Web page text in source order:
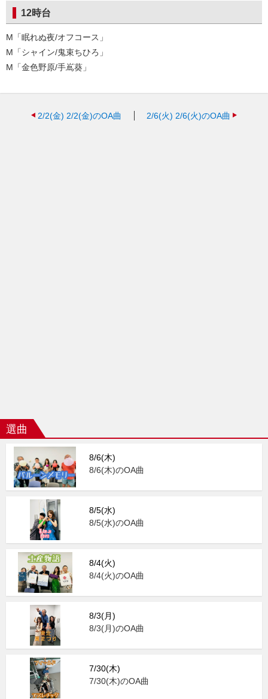
12時台
M「眠れぬ夜/オフコース」
M「シャイン/鬼束ちひろ」
M「金色野原/手嶌葵」
2/2(金) 2/2(金)のOA曲 2/6(火) 2/6(火)のOA曲
選曲
8/6(木)
8/6(木)のOA曲
8/5(水)
8/5(水)のOA曲
8/4(火)
8/4(火)のOA曲
8/3(月)
8/3(月)のOA曲
7/30(木)
7/30(木)のOA曲